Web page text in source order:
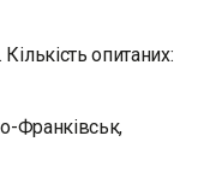
опитаних:
Франківськ,